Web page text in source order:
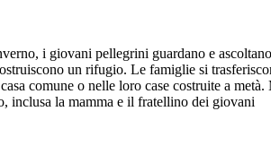
i giovani pellegrini guardano e ascoltano
un rifugio. Le famiglie si
comune o nelle loro case costruite a
inclusa la mamma e il fratellino dei giovani